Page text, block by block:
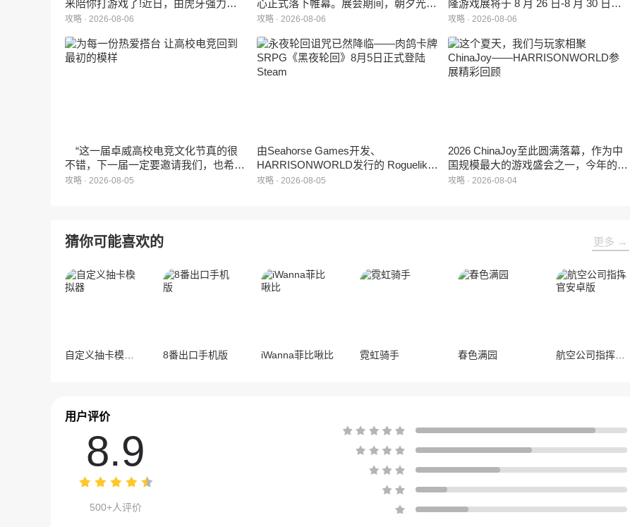
来陪你打游戏了!近日，由虎牙强力发
行、正版Zanmang Loopy(赞萌露比)IP
遇》正式曝光。这款产品巧妙融合了
3D立体消除、模拟经营与丰富的互动
攻略 · 2026-08-06
心正式落下帷幕。展会期间，朝夕光年
旗下蓝海工作室自研的多英雄策略射击
相，并向玩家开放试玩。
攻略 · 2026-08-06
隆游戏展将于 8 月 26 日-8 月 30 日在
德国举行。日前，科隆游戏展官方宣
罄，这也是科隆游戏展办展史上首次出
现展位一席难求的情况。
攻略 · 2026-08-06
“这一届卓威高校电竞文化节真的很
不错，下一届一定要邀请我们，也希望
能给更多同学一个来到现场的机会。”
攻略 · 2026-08-05
由Seahorse Games开发、
HARRISONWORLD发行的 Roguelike
卡牌战棋游戏 《黑夜轮回》于2026年8
攻略 · 2026-08-05
2026 ChinaJoy至此圆满落幕，作为中
国规模最大的游戏盛会之一，今年的展
馆依旧汇聚了来自全球的游戏厂商、媒
流互动，共同度过了充满欢笑与惊喜的
攻略 · 2026-08-04
猜你可能喜欢的 更多 →
8番出口手机版 iWanna菲比啾比 霓虹骑手 春色满园 航空公司指挥官安卓版
用户评价
8.9
500+人评价